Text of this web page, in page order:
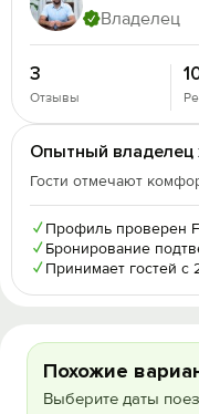
Владелец
3
Отзывы
Опытный владелец
Гости отмечают
✓ Профиль проверен
✓ Бронирование
✓ Принимает гостей с
Похожие
Выберите даты